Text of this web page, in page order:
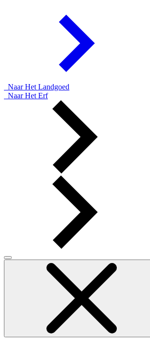
Naar Het Landgoed
Naar Het Erf